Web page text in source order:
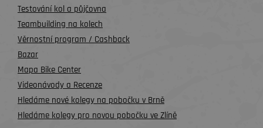
Testování kol a půjčovna
Teambuilding na kolech
Věrnostní program / Cashback
Bazar
Mapa Bike Center
Videonávody a Recenze
Hledáme nové kolegy na pobočku v Brně
Hledáme kolegy pro novou pobočku ve Zlíně